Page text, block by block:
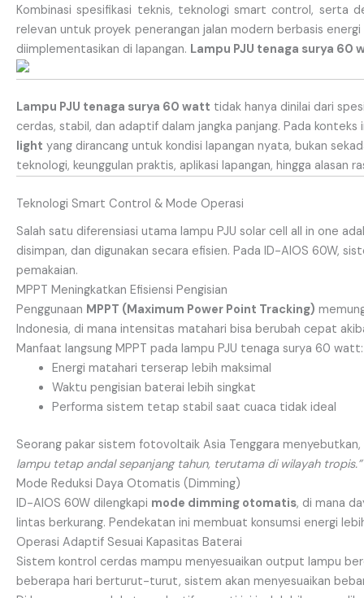
Kombinasi spesifikasi teknis, teknologi smart control, serta
relevan untuk proyek penerangan jalan modern berbasis
diimplementasikan di lapangan. Lampu PJU tenaga surya 60
Lampu PJU tenaga surya 60 watt tidak hanya dinilai dari
cerdas, stabil, dan adaptif dalam jangka panjang. Pada konteks
light yang dirancang untuk kondisi lapangan nyata, bukan
teknologi, keunggulan praktis, aplikasi lapangan, hingga alasan
Teknologi Smart Control & Mode Operasi
Salah satu diferensiasi utama lampu PJU solar cell all in one
disimpan, dan digunakan secara efisien. Pada ID-AIOS 60W,
pemakaian.
MPPT Meningkatkan Efisiensi Pengisian
Penggunaan MPPT (Maximum Power Point Tracking)
Indonesia, di mana intensitas matahari bisa berubah cepat
Manfaat langsung MPPT pada lampu PJU tenaga surya 60 watt:
Energi matahari terserap lebih maksimal
Waktu pengisian baterai lebih singkat
Performa sistem tetap stabil saat cuaca tidak ideal
Seorang pakar sistem fotovoltaik Asia Tenggara menyebutkan,
lampu tetap andal sepanjang tahun, terutama di wilayah tropis.”
Mode Reduksi Daya Otomatis (Dimming)
ID-AIOS 60W dilengkapi mode dimming otomatis, di mana
lintas berkurang. Pendekatan ini membuat konsumsi energi
Operasi Adaptif Sesuai Kapasitas Baterai
Sistem kontrol cerdas mampu menyesuaikan output lampu
beberapa hari berturut-turut, sistem akan menyesuaikan